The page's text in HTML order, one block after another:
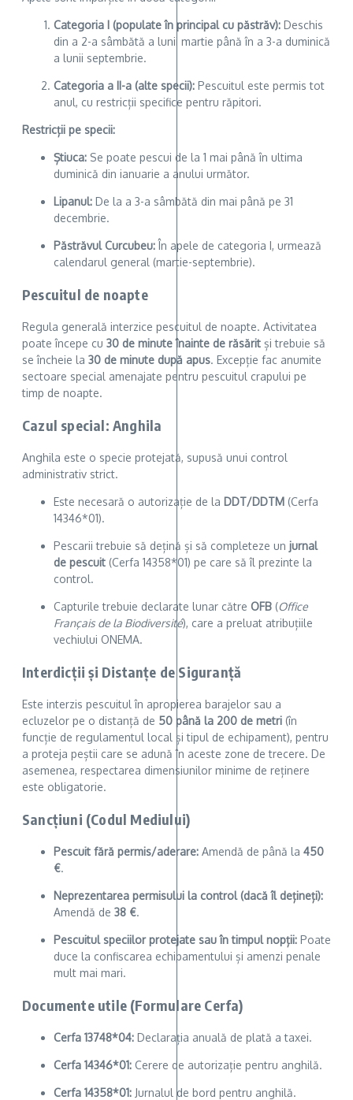
Categoria I (populate în principal cu păstrăv): Deschis
din a 2-a sâmbătă a lunii martie până în a 3-a duminică
a lunii septembrie.
Categoria a II-a (alte specii): Pescuitul este permis tot
anul, cu restricții specifice pentru răpitori.
Restricții pe specii:
Știuca: Se poate pescui de la 1 mai până în ultima
duminică din ianuarie a anului următor.
Lipanul: De la a 3-a sâmbătă din mai până pe 31
decembrie.
Păstrăvul Curcubeu:În apele de categoria I, urmează
calendarul general (martie-septembrie).
Pescuitul de noapte
Regula generală interzice pescuitul de noapte. Activitatea
poate începe cu 30 de minute înainte de răsărit și trebuie să
se încheie la 30 de minute după apus. Excepție fac anumite
sectoare special amenajate pentru pescuitul crapului pe
timp de noapte.
Cazul special: Anghila
Anghila este o specie protejată, supusă unui control
administrativ strict.
Este necesară o autorizație de la DDT/DDTM (Cerfa
14346*01).
Pescarii trebuie să dețină și să completeze un jurnal
de pescuit (Cerfa 14358*01) pe care să îl prezinte la
control.
Capturile trebuie declarate lunar către OFB (Office
Français de la Biodiversité), care a preluat atribuțiile
vechiului ONEMA.
Interdicții și Distanțe de Siguranță
Este interzis pescuitul în apropierea barajelor sau a
ecluzelor pe o distanță de 50 până la 200 de metri (în
funcție de regulamentul local și tipul de echipament), pentru
a proteja peștii care se adună în aceste zone de trecere. De
asemenea, respectarea dimensiunilor minime de reținere
este obligatorie.
Sancțiuni (Codul Mediului)
Pescuit fără permis/aderare: Amendă de până la 450
€.
Neprezentarea permisului la control (dacă îl dețineți):
Amendă de 38 €.
Pescuitul speciilor protejate sau în timpul nopții: Poate
duce la confiscarea echipamentului și amenzi penale
mult mai mari.
Documente utile (Formulare Cerfa)
Cerfa 13748*04: Declarația anuală de plată a taxei.
Cerfa 14346*01: Cerere de autorizație pentru anghilă.
Cerfa 14358*01: Jurnalul de bord pentru anghilă.